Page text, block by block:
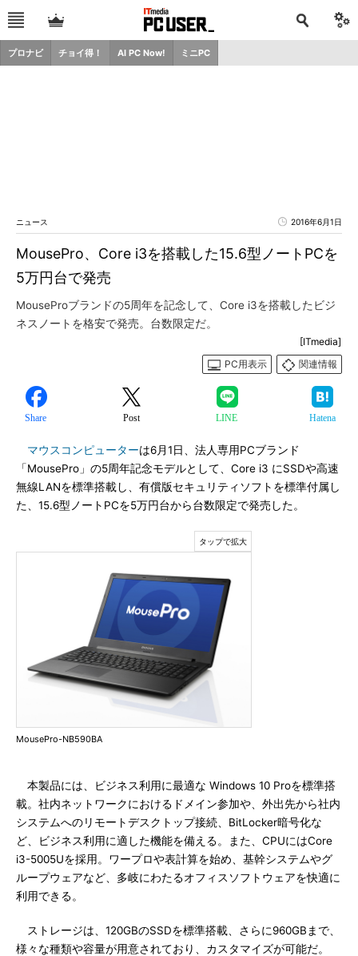
プロナビ チョイ得！ AI PC Now! ミニPC
ニュース 2016年6月1日
MousePro、Core i3を搭載した15.6型ノートPCを
5万円台で発売
MouseProブランドの5周年を記念して、Core i3を搭載したビジ
ネスノートを格安で発売。台数限定だ。
[ITmedia]
PC用表示
関連情報
Share Post LINE Hatena
マウスコンピューターは6月1日、法人専用PCブランド
「MousePro」の5周年記念モデルとして、Core i3 にSSDや高速
無線LANを標準搭載し、有償版セキュリティソフトを標準付属し
た、15.6型ノートPCを5万円台から台数限定で発売した。
MousePro-NB590BA
本製品には、ビジネス利用に最適な Windows 10 Proを標準搭
載。社内ネットワークにおけるドメイン参加や、外出先から社内
システムへのリモートデスクトップ接続、BitLocker暗号化な
ど、ビジネス利用に適した機能を備える。また、CPUにはCore
i3-5005Uを採用。ワープロや表計算を始め、基幹システムやグ
ループウェアなど、多岐にわたるオフィスソフトウェアを快適に
利用できる。
ストレージは、120GBのSSDを標準搭載、さらに960GBまで、
様々な種類や容量が用意されており、カスタマイズが可能だ。